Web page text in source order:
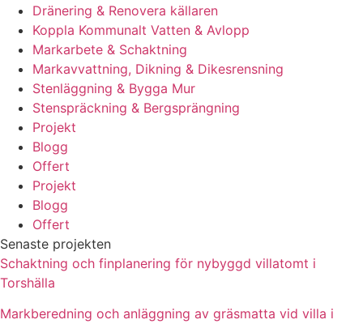
Dränering & Renovera källaren
Koppla Kommunalt Vatten & Avlopp
Markarbete & Schaktning
Markavvattning, Dikning & Dikesrensning
Stenläggning & Bygga Mur
Stenspräckning & Bergsprängning
Projekt
Blogg
Offert
Projekt
Blogg
Offert
Senaste projekten
Schaktning och finplanering för nybyggd villatomt i
Torshälla
Markberedning och anläggning av gräsmatta vid villa i